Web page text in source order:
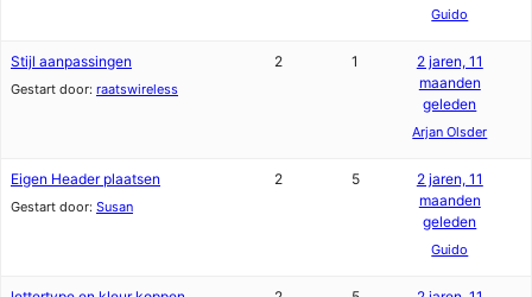
Guido
Stijl aanpassingen
Gestart door: raatswireless
2 1
2 jaren, 11
maanden
geleden
Arjan Olsder
Eigen Header plaatsen
Gestart door: Susan
2 5
2 jaren, 11
maanden
geleden
Guido